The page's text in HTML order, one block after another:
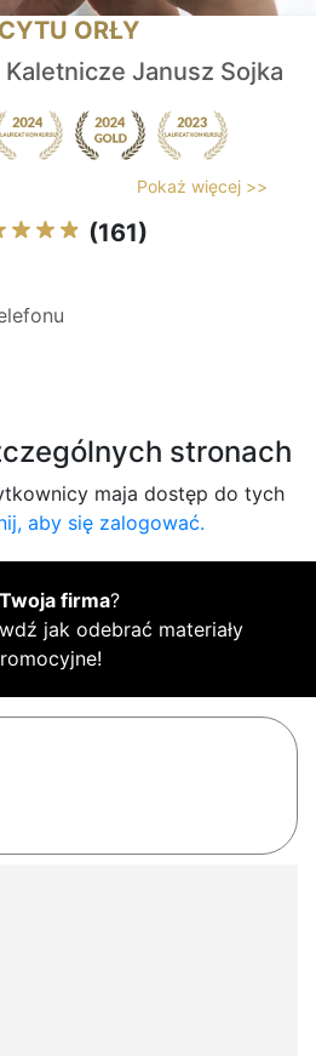
ORŁY
Janusz Sojka
Pokaż więcej >>
(161)
stronach
maja dostęp do tych
aby się zalogować.
firma?
jak odebrać materiały